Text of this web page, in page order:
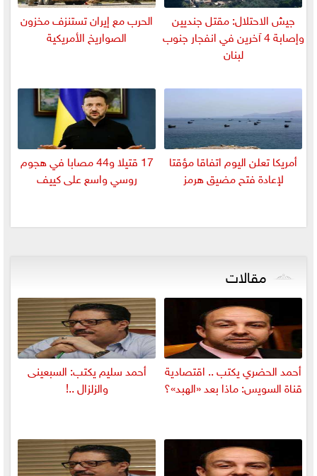
جيش الاحتلال: مقتل جنديين
وإصابة 4 آخرين في انفجار جنوب
لبنان
الحرب مع إيران تستنزف مخزون
الصواريخ الأمريكية
أمريكا تعلن اليوم اتفاقا مؤقتا
لإعادة فتح مضيق هرمز
17 قتيلا و44 مصابا في هجوم
روسي واسع على كييف
مقالات
أحمد الحضري يكتب .. اقتصادية
قناة السويس: ماذا بعد «الهبد»؟
أحمد سليم يكتب: السبعينى
والزلزال ..!